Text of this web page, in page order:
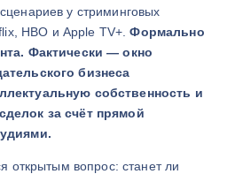
у стриминговых
, HBO и Apple TV+ .Формально
Фактически — окно
бизнеса
собственность и
за счёт прямой
открытым вопрос: станет ли